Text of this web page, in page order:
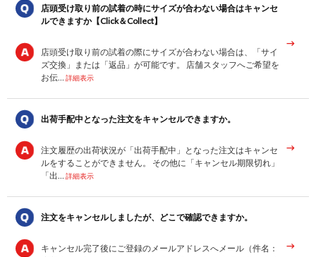
店頭受け取り前の試着の時にサイズが合わない場合はキャンセ
ルできますか【Click＆Collect】
店頭受け取り前の試着の際にサイズが合わない場合は、「サイ
ズ交換」または「返品」が可能です。 店舗スタッフへご希望を
お伝…
詳細表示
出荷手配中となった注文をキャンセルできますか。
注文履歴の出荷状況が「出荷手配中」となった注文はキャンセ
ルをすることができません。 その他に「キャンセル期限切れ」
「出…
詳細表示
注文をキャンセルしましたが、どこで確認できますか。
キャンセル完了後にご登録のメールアドレスへメール（件名：